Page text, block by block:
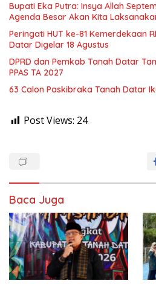
Bupati Eka Putra: Insya Allah
Agenda Besar Akan Kita
Peringati HUT ke-81 Kemerdekaan
Datar Digelar 18 Agustus
DPRD dan Pemkab Tanah Datar
PPAS TA 2027
63 Calon Paskibraka Tanah Datar
Post Views: 24
Baca Juga